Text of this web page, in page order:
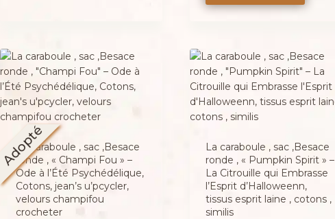
La caraboule , sac ,Besace
ronde , « Champi Fou » –
Ode à l’Été Psychédélique,
Cotons, jean’s u’pcycler,
velours champifou
crocheter
La caraboule , sac ,Besace
ronde , « Pumpkin Spirit » –
La Citrouille qui Embrasse
l’Esprit d’Halloweenn,
tissus esprit laine , cotons ,
similis